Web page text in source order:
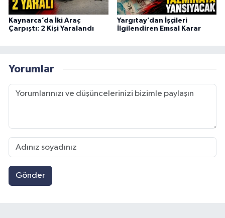
Kaynarca’da İki Araç
Çarpıştı: 2 Kişi Yaralandı
Yargıtay’dan İşçileri
İlgilendiren Emsal Karar
Yorumlar
Gönder